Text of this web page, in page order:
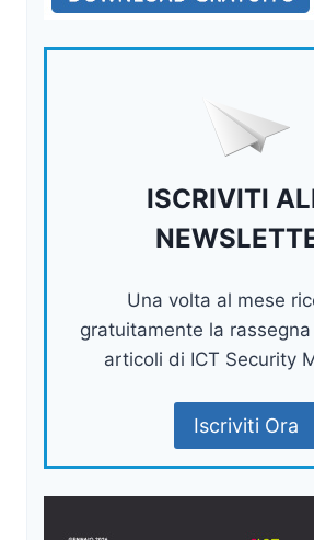
ISCRIVITI
Una volta al mese
gratuitamente la
articoli di ICT Security
Iscriviti Ora